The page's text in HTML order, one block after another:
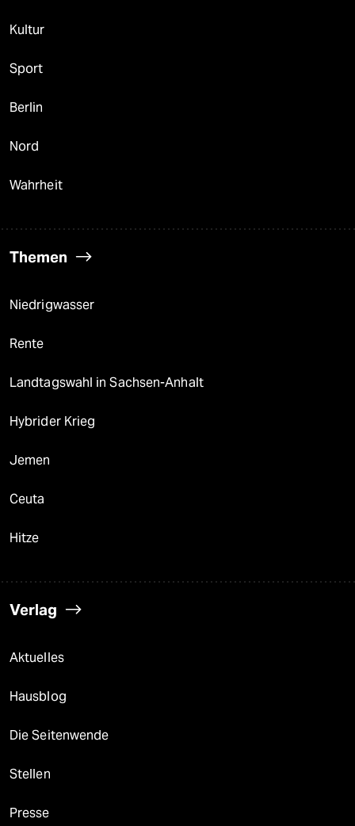
Kultur
Sport
Berlin
Nord
Wahrheit
Themen
Niedrigwasser
Rente
Landtagswahl in Sachsen-Anhalt
Hybrider Krieg
Jemen
Ceuta
Hitze
Verlag
Aktuelles
Hausblog
Die Seitenwende
Stellen
Presse